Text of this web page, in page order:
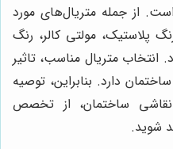
از جمله متریال‌های مورد
پلاستیک، مولتی کالر، رنگ
انتخاب متریال مناسب، تاثیر
دارد. بنابراین، توصیه
ساختمان، از تخصص
شوید.